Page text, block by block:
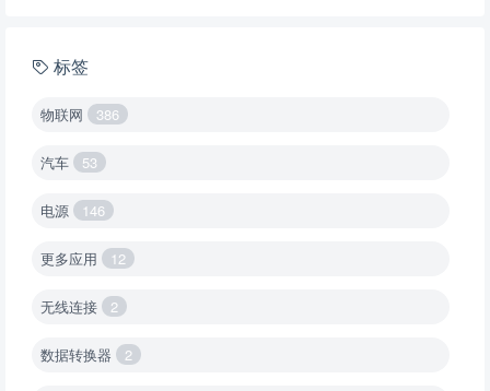
标签
物联网 386
汽车 53
电源 146
更多应用 12
无线连接 2
数据转换器 2